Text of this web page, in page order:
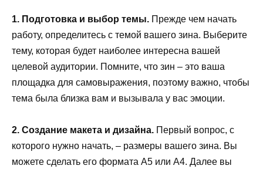
1. Подготовка и выбор темы. Прежде чем начать
работу, определитесь с темой вашего зина. Выберите
тему, которая будет наиболее интересна вашей
целевой аудитории. Помните, что зин – это ваша
площадка для самовыражения, поэтому важно, чтобы
тема была близка вам и вызывала у вас эмоции.
2. Создание макета и дизайна. Первый вопрос, с
которого нужно начать, – размеры вашего зина. Вы
можете сделать его формата А5 или А4. Далее вы